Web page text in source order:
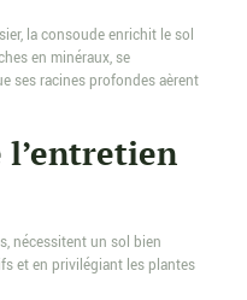
la consoude enrichit le sol
en minéraux, se
ses racines profondes aèrent
l’entretien
nécessitent un sol bien
et en privilégiant les plantes